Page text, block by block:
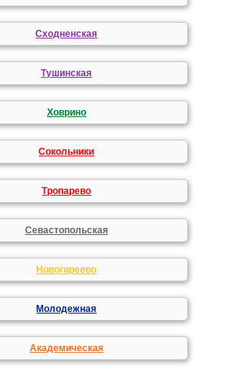
Сходненская
Тушинская
Ховрино
Сокольники
Тропарево
Севастопольская
Новогиреево
Молодежная
Академическая